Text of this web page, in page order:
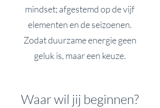
mindset; afgestemd op de vijf
elementen en de seizoenen.
Zodat duurzame energie geen
geluk is, maar een keuze.
Waar wil jij beginnen?